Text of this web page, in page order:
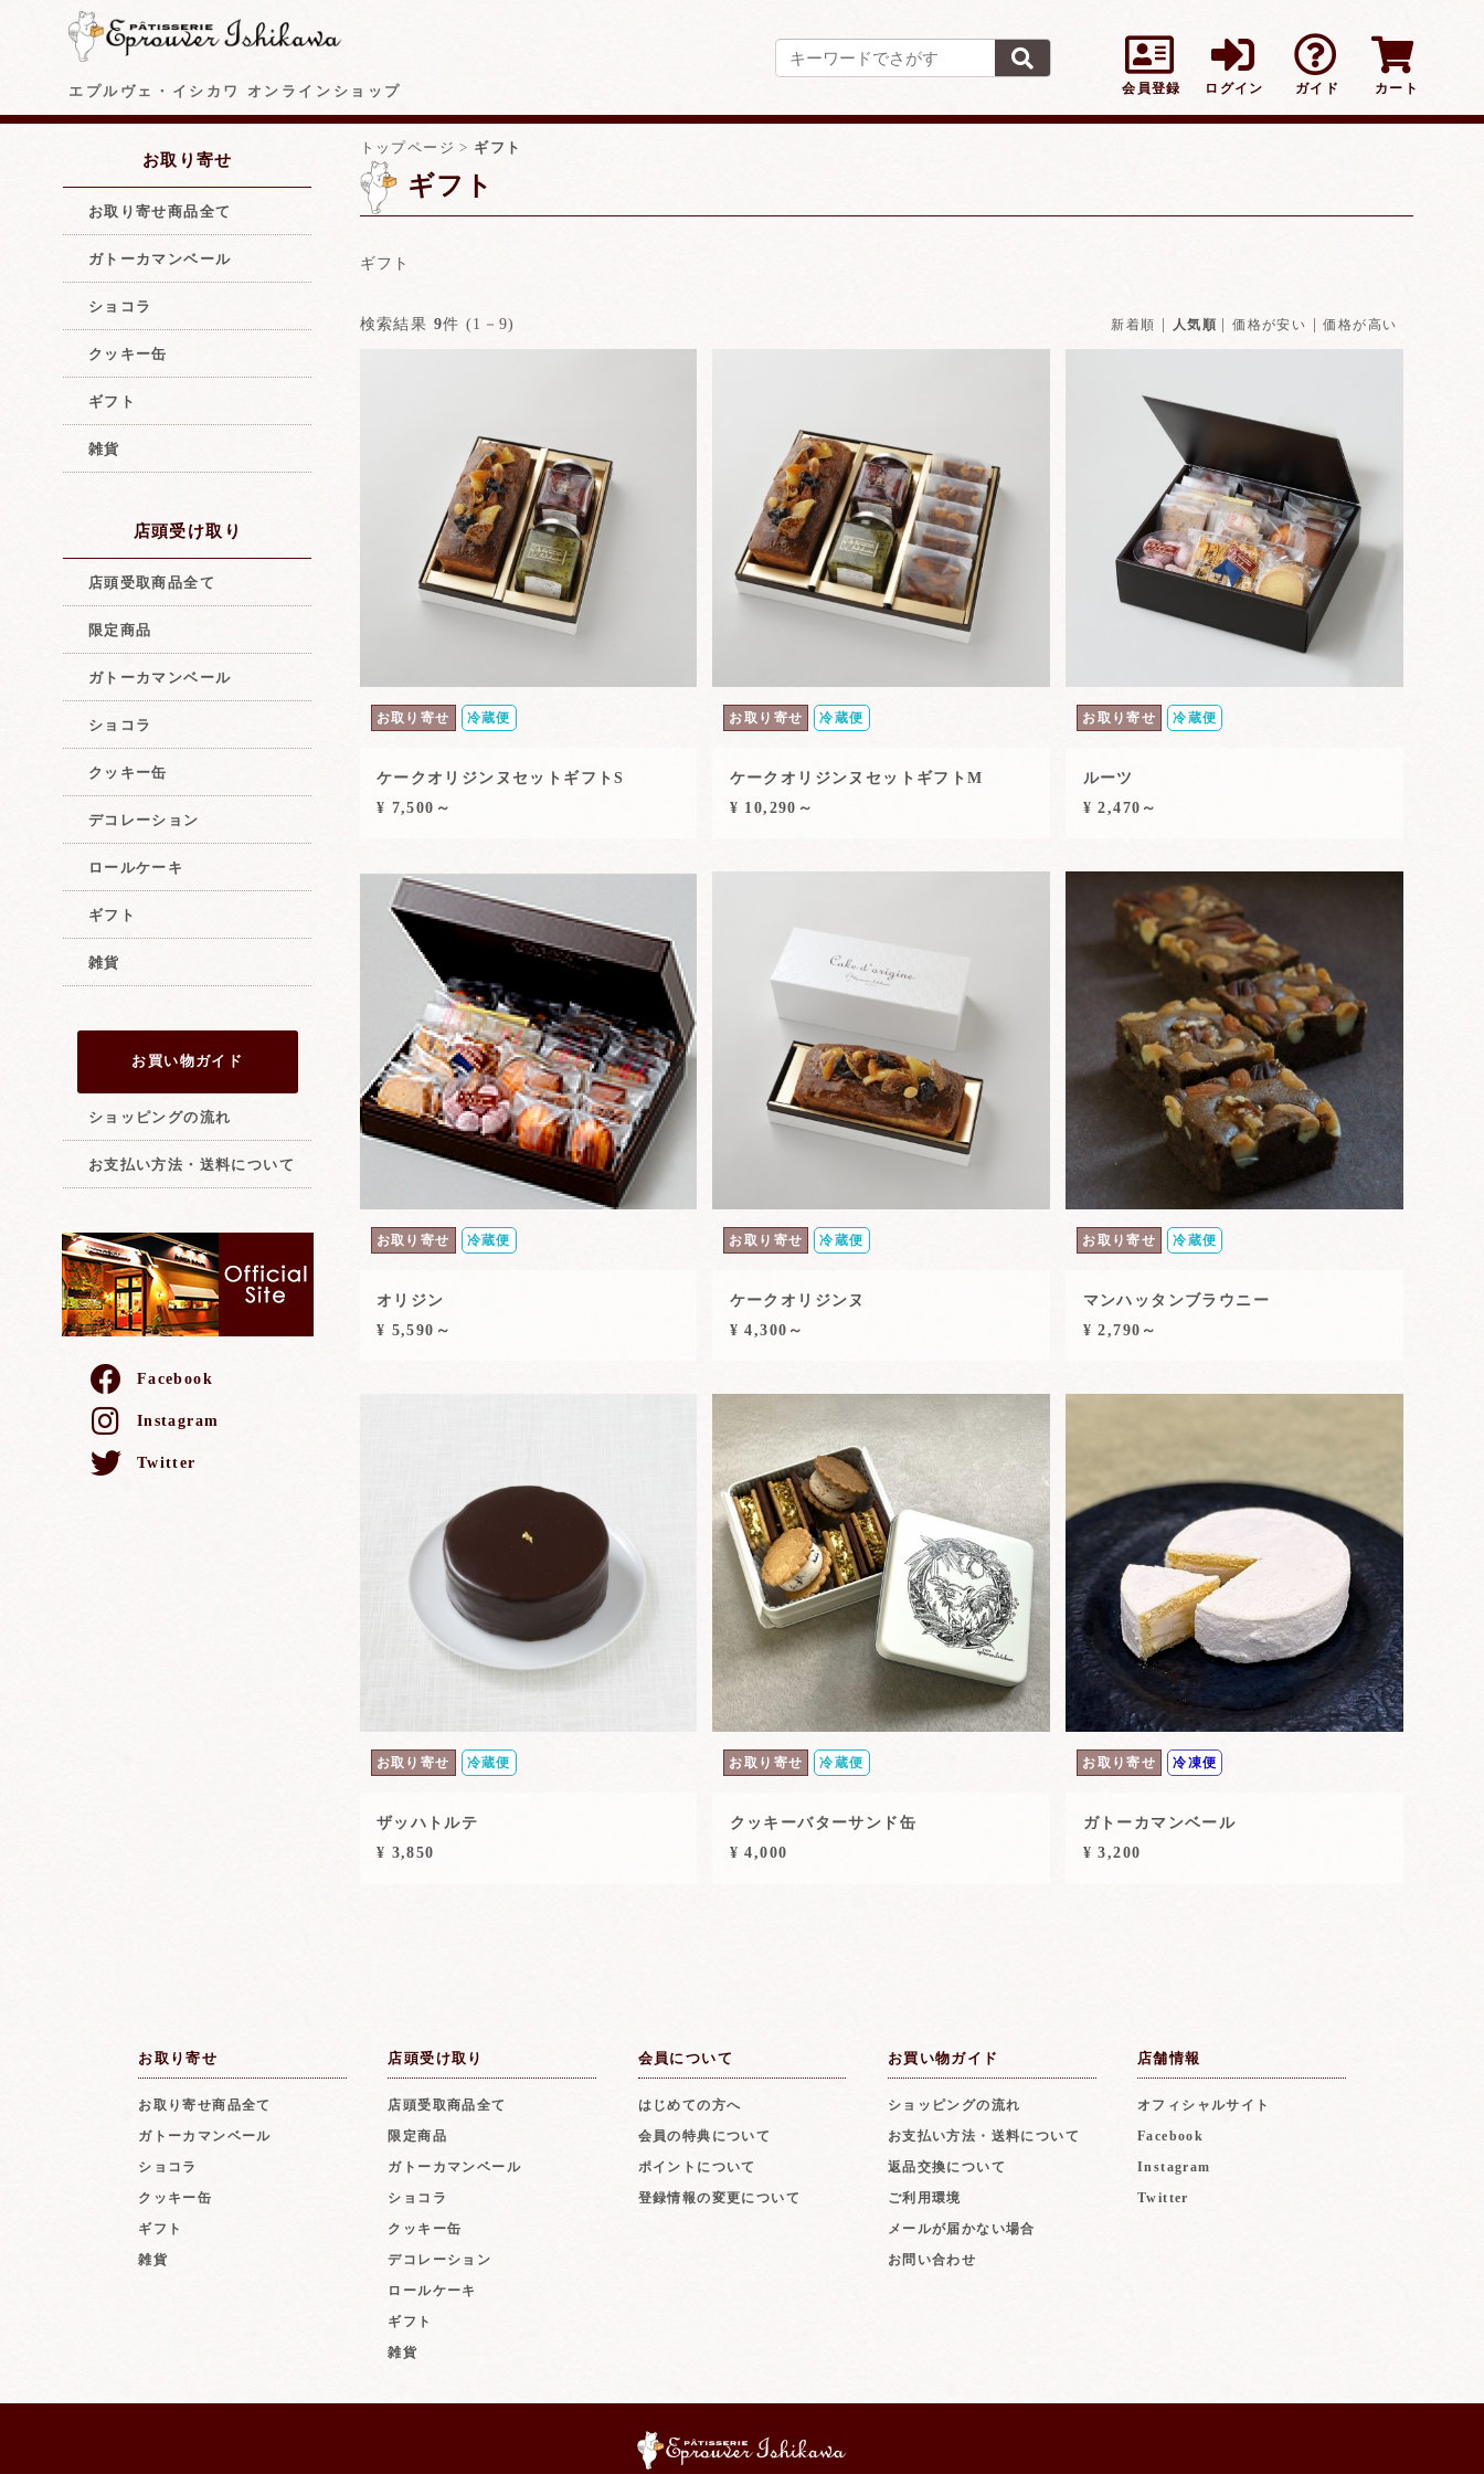
会員登録 ログイン ガイド カート
エプルヴェ・イシカワ オンラインショップ
お取り寄せ
お取り寄せ商品全て
ガトーカマンベール
ショコラ
クッキー缶
ギフト
雑貨
店頭受け取り
店頭受取商品全て
限定商品
ガトーカマンベール
ショコラ
クッキー缶
デコレーション
ロールケーキ
ギフト
雑貨
お買い物ガイド
ショッピングの流れ
お支払い方法・送料について
Facebook
Instagram
Twitter
トップページ > ギフト
ギフト
ギフト
検索結果 9件 (1－9) 新着順 人気順 |価格が安い |価格が高い
お取り寄せ 冷蔵便
ケークオリジンヌセットギフトS
¥ 7,500～
お取り寄せ 冷蔵便
ケークオリジンヌセットギフトM
¥ 10,290～
お取り寄せ 冷蔵便
ルーツ
¥ 2,470～
お取り寄せ 冷蔵便
オリジン
¥ 5,590～
お取り寄せ 冷蔵便
ケークオリジンヌ
¥ 4,300～
お取り寄せ 冷蔵便
マンハッタンブラウニー
¥ 2,790～
お取り寄せ 冷蔵便
ザッハトルテ
¥ 3,850
お取り寄せ 冷蔵便
クッキーバターサンド缶
¥ 4,000
お取り寄せ 冷凍便
ガトーカマンベール
¥ 3,200
お取り寄せ
お取り寄せ商品全て
ガトーカマンベール
ショコラ
クッキー缶
ギフト
雑貨
店頭受け取り
店頭受取商品全て
限定商品
ガトーカマンベール
ショコラ
クッキー缶
デコレーション
ロールケーキ
ギフト
雑貨
会員について
はじめての方へ
会員の特典について
ポイントについて
登録情報の変更について
お買い物ガイド
ショッピングの流れ
お支払い方法・送料について
返品交換について
ご利用環境
メールが届かない場合
お問い合わせ
店舗情報
オフィシャルサイト
Facebook
Instagram
Twitter